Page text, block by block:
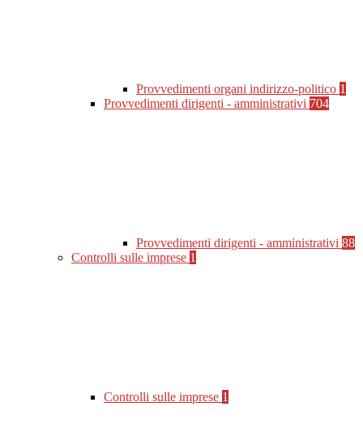
Provvedimenti organi indirizzo-politico 1
Provvedimenti dirigenti - amministrativi 704
Provvedimenti dirigenti - amministrativi 88
Controlli sulle imprese 1
Controlli sulle imprese 1